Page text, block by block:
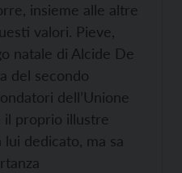
insieme alle altre
valori. Pieve,
natale di Alcide De
del secondo
dell’Unione
il proprio illustre
dedicato, ma sa